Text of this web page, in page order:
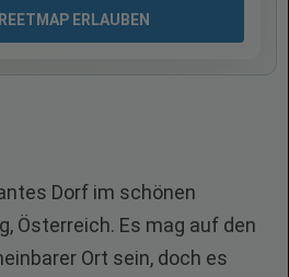
ERLAUBEN
Dorf im schönen
Österreich. Es mag auf den
Ort sein, doch es